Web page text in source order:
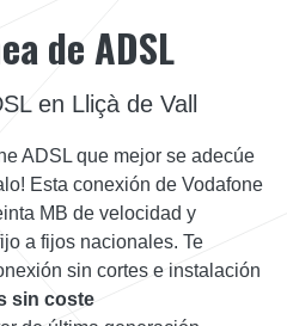
de ADSL
en Lliçà de Vall
ADSL que mejor se adecúe
Esta conexión de Vodafone
MB de velocidad y
a fijos nacionales. Te
sin cortes e instalación
sin coste